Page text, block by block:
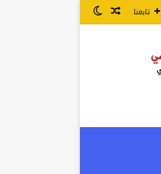
تابعنا مقال عشوائي
الوضع المظلم